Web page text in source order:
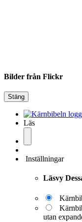
Bilder från Flickr
Stäng
Läs
Inställningar
Läsvy
utan